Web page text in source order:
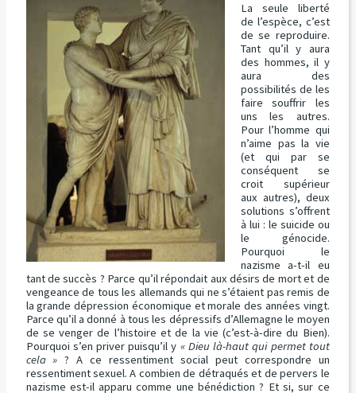
La seule liberté
de l’espèce, c’est
de se reproduire.
Tant qu’il y aura
des hommes, il y
aura des
possibilités de les
faire souffrir les
uns les autres.
Pour l’homme qui
n’aime pas la vie
(et qui par se
conséquent se
croit supérieur
aux autres), deux
solutions s’offrent
à lui : le suicide ou
le génocide.
Pourquoi le
nazisme a-t-il eu
tant de succès ? Parce qu’il répondait aux désirs de mort et de
vengeance de tous les allemands qui ne s’étaient pas remis de
la grande dépression économique et morale des années vingt.
Parce qu’il a donné à tous les dépressifs d’Allemagne le moyen
de se venger de l’histoire et de la vie (c’est-à-dire du Bien).
Pourquoi s’en priver puisqu’il y « Dieu là-haut qui permet tout
cela » ? A ce ressentiment social peut correspondre un
ressentiment sexuel. A combien de détraqués et de pervers le
nazisme est-il apparu comme une bénédiction ? Et si, sur ce